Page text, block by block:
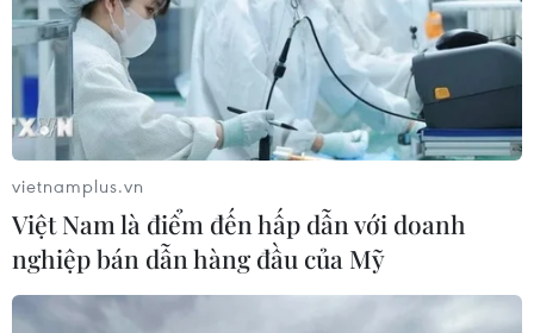
Dạy học hai buổi mỗi ngày: Làm thế nào
để không vi phạm Thông tư 29?
vietnamplus.vn
Việt Nam là điểm đến hấp dẫn với doanh
nghiệp bán dẫn hàng đầu của Mỹ